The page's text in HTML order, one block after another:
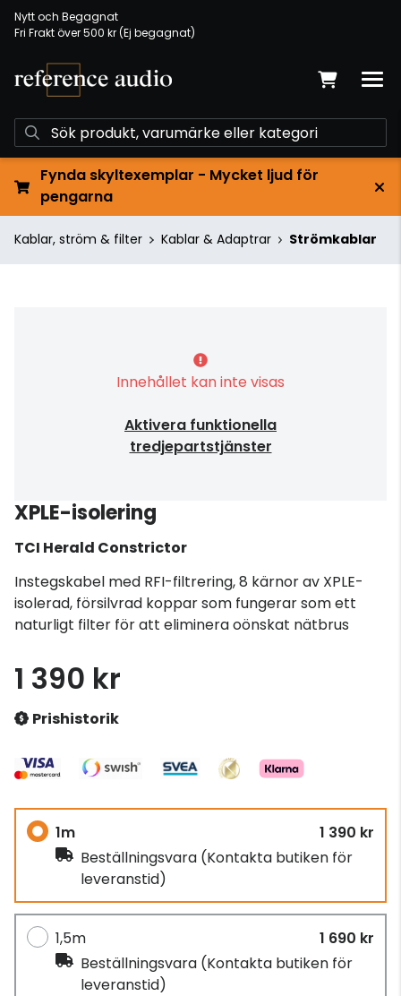
Nytt och Begagnat
Fri Frakt över 500 kr (Ej begagnat)
Fynda skyltexemplar - Mycket ljud för
pengarna
Kablar, ström & filter Kablar & Adaptrar Strömkablar
Innehållet kan inte visas
Aktivera funktionella
tredjepartstjänster
XPLE-isolering
TCI Herald Constrictor
Instegskabel med RFI-filtrering, 8 kärnor av XPLE-
isolerad, försilvrad koppar som fungerar som ett
naturligt filter för att eliminera oönskat nätbrus
1 390 kr
Prishistorik
1m
1 390 kr
Beställningsvara (Kontakta butiken för
leveranstid)
1,5m
1 690 kr
Beställningsvara (Kontakta butiken för
leveranstid)